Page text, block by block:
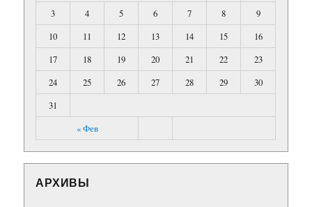
« Фев
3
4 5 6 7 8
9
10
11 12 13 14 15
16
17
18 19 20 21 22
23
24
25 26 27 28 29
30
31
АРХИВЫ